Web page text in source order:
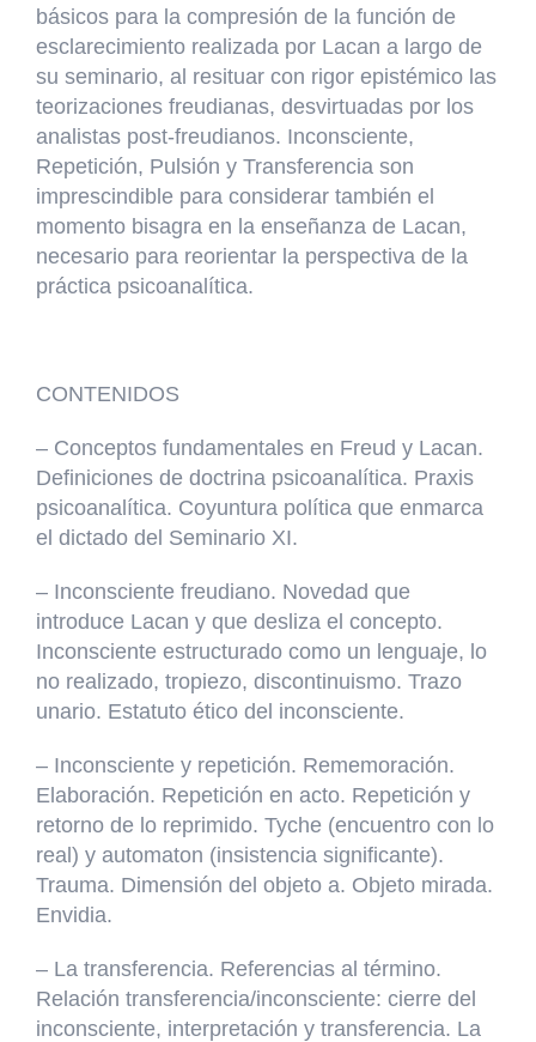
básicos para la compresión de la función de
esclarecimiento realizada por Lacan a largo de
su seminario, al resituar con rigor epistémico las
teorizaciones freudianas, desvirtuadas por los
analistas post-freudianos. Inconsciente,
Repetición, Pulsión y Transferencia son
imprescindible para considerar también el
momento bisagra en la enseñanza de Lacan,
necesario para reorientar la perspectiva de la
práctica psicoanalítica.
CONTENIDOS
– Conceptos fundamentales en Freud y Lacan.
Definiciones de doctrina psicoanalítica. Praxis
psicoanalítica. Coyuntura política que enmarca
el dictado del Seminario XI.
– Inconsciente freudiano. Novedad que
introduce Lacan y que desliza el concepto.
Inconsciente estructurado como un lenguaje, lo
no realizado, tropiezo, discontinuismo. Trazo
unario. Estatuto ético del inconsciente.
– Inconsciente y repetición. Rememoración.
Elaboración. Repetición en acto. Repetición y
retorno de lo reprimido. Tyche (encuentro con lo
real) y automaton (insistencia significante).
Trauma. Dimensión del objeto a. Objeto mirada.
Envidia.
– La transferencia. Referencias al término.
Relación transferencia/inconsciente: cierre del
inconsciente, interpretación y transferencia. La